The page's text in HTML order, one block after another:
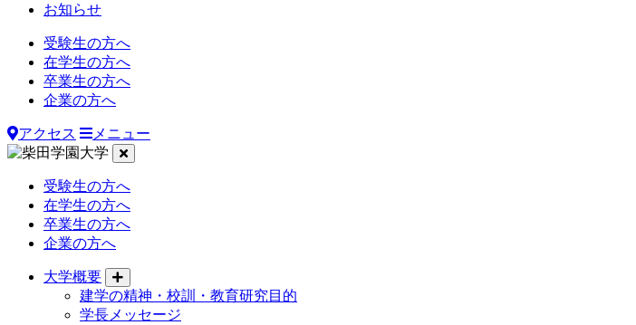
お知らせ
受験生の方へ
在学生の方へ
卒業生の方へ
企業の方へ
アクセス メニュー
受験生の方へ
在学生の方へ
卒業生の方へ
企業の方へ
大学概要
建学の精神・校訓・教育研究目的
学長メッセージ